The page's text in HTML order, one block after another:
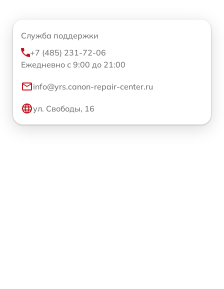
Служба поддержки
+7 (485) 231-72-06
Ежедневно с 9:00 до 21:00
info@yrs.canon-repair-center.ru
ул. Свободы, 16